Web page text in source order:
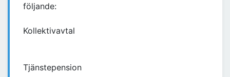
följande:
Kollektivavtal
Tjänstepension